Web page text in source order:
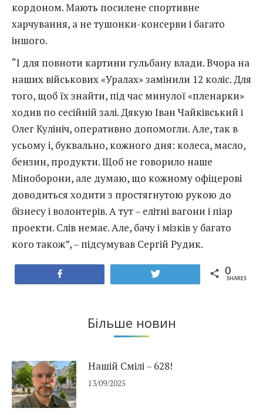
кордоном. Мають посилене спортивне
харчування, а не тушонки-консерви і багато
іншого.
“І для повноти картини гульбану влади. Вчора на
наших військових «Уралах» замінили 12 коліс. Для
того, щоб їх знайти, під час минулої «пленарки»
ходив по сесійній залі. Дякую Іван Чайківський і
Олег Кулініч, оперативно допомогли. Але, так в
усьому і, буквально, кожного дня: колеса, масло,
бензин, продукти. Щоб не говорило наше
Міноборони, але думаю, що кожному офіцерові
доводиться ходити з простягнутою рукою до
бізнесу і волонтерів. А тут – елітні вагони і піар
проекти. Слів немає. Але, бачу і мізків у багато
кого також”, – підсумував Сергій Рудик.
0
SHARES
Більше новин
Нашій Смілі – 628!
13/09/2025